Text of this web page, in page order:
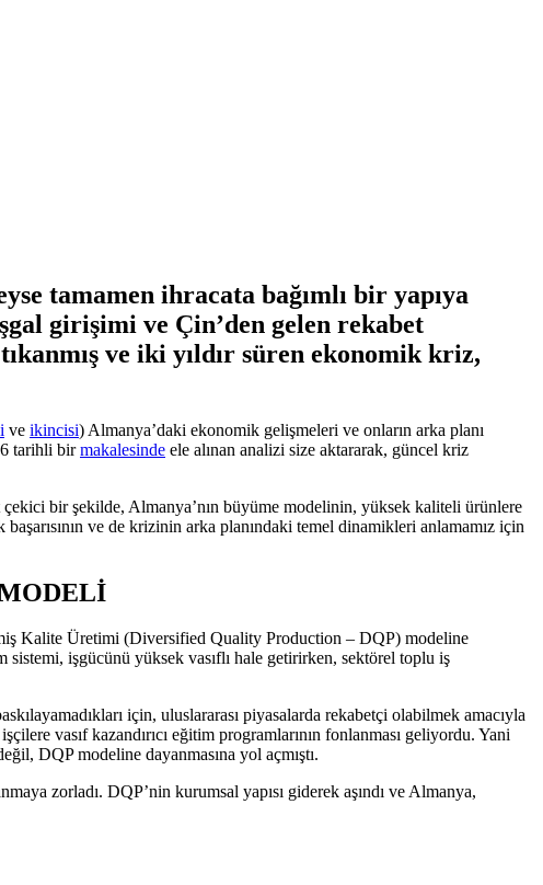
tamamen ihracata bağımlı bir yapıya
girişimi ve Çin’den gelen rekabet
ve iki yıldır süren ekonomik kriz,
ve ikincisi) Almanya’daki ekonomik gelişmeleri ve onların arka planı
tarihli birmakalesinde ele alınan analizi size aktararak, güncel kriz
bir şekilde, Almanya’nın büyüme modelinin, yüksek kaliteli ürünlere
ve de krizinin arka planındaki temel dinamikleri anlamamız için
Kalite Üretimi (Diversified Quality Production – DQP) modeline
işgücünü yüksek vasıflı hale getirirken, sektörel toplu iş
için, uluslararası piyasalarda rekabetçi olabilmek amacıyla
vasıf kazandırıcı eğitim programlarının fonlanması geliyordu. Yani
DQP modeline dayanmasına yol açmıştı.
zorladı. DQP’nin kurumsal yapısı giderek aşındı ve Almanya,